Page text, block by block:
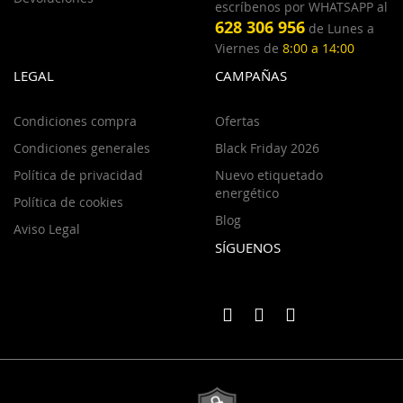
escríbenos por WHATSAPP al
628 306 956 de Lunes a
Viernes de 8:00 a 14:00
LEGAL
Condiciones compra
Condiciones generales
Política de privacidad
Política de cookies
Aviso Legal
CAMPAÑAS
Ofertas
Black Friday 2026
Nuevo etiquetado
energético
Blog
SÍGUENOS